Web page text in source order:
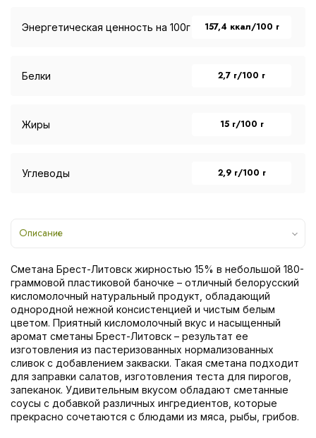
Энергетическая ценность на 100г 157,4 ккал/100 г
Белки 2,7 г/100 г
Жиры 15 г/100 г
Углеводы 2,9 г/100 г
Описание
Сметана Брест-Литовск жирностью 15% в небольшой 180-
граммовой пластиковой баночке – отличный белорусский
кисломолочный натуральный продукт, обладающий
однородной нежной консистенцией и чистым белым
цветом. Приятный кисломолочный вкус и насыщенный
аромат сметаны Брест-Литовск – результат ее
изготовления из пастеризованных нормализованных
сливок с добавлением закваски. Такая сметана подходит
для заправки салатов, изготовления теста для пирогов,
запеканок. Удивительным вкусом обладают сметанные
соусы с добавкой различных ингредиентов, которые
прекрасно сочетаются с блюдами из мяса, рыбы, грибов.